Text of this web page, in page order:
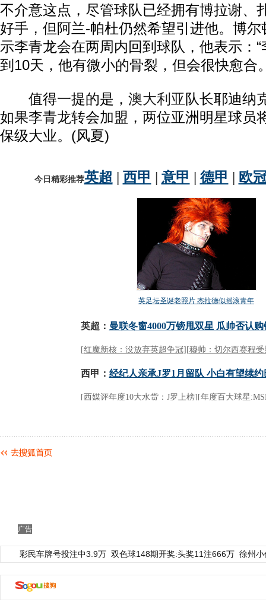
不介意这点，尽管球队已经拥有博拉谢、
好手，但阿兰-帕杜仍然希望引进他。博
示李青龙会在两周内回到球队，他表示：
到10天，他有微小的骨裂，但会很快愈合
值得一提的是， 澳大利亚 队长耶迪纳
如果李青龙转会加盟，两位亚洲明星球员
保级大业。(风夏)
广告
彩民车牌号投注中3.9万 双色球148期开奖:头奖11注666万 徐州